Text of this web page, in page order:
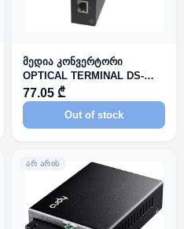
მედია კონვერტორი
OPTICAL TERMINAL DS-
3D201T-A
77.05 ₾
Out of stock
ᲐᲠ ᲐᲠᲘᲡ